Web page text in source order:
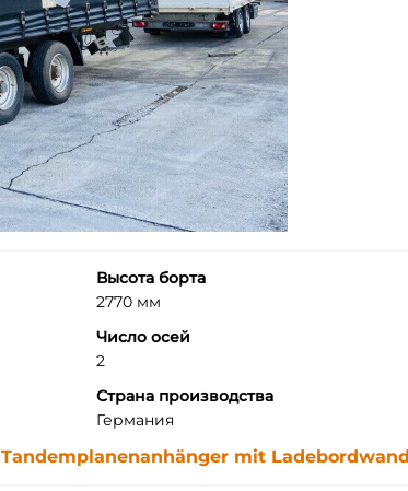
Высота борта
2770 мм
Число осей
2
Страна производства
Германия
Tandemplanenanhänger mit Ladebordwand